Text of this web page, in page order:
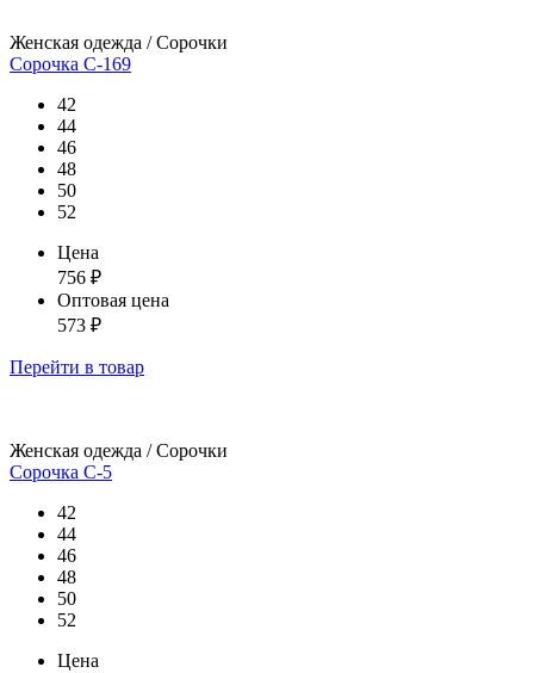
Женская одежда / Сорочки
Сорочка С-169
42
44
46
48
50
52
Цена
756 ₽
Оптовая цена
573 ₽
Перейти в товар
Женская одежда / Сорочки
Сорочка С-5
42
44
46
48
50
52
Цена